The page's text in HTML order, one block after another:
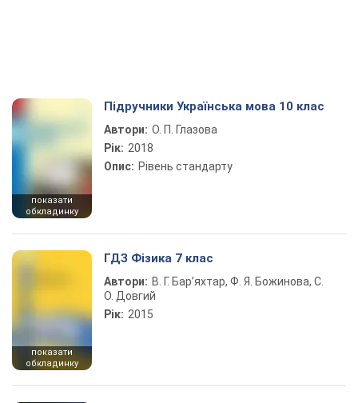
показати
обкладинку
Підручники Українська мова 10 клас
Автори: О. П. Глазова
Рік: 2018
Опис: Рівень стандарту
показати
обкладинку
ГДЗ Фізика 7 клас
Автори: В. Г. Бар’яхтар, Ф. Я. Божинова, С.
О. Довгий
Рік: 2015